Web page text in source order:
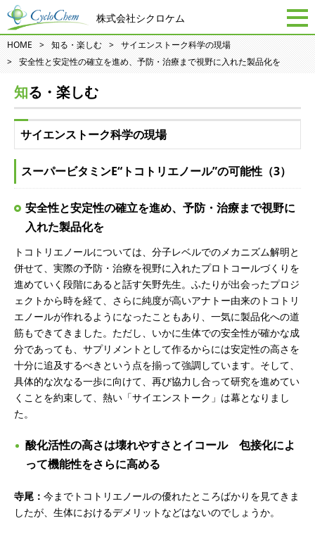
株式会社シクロケム
HOME 知る・楽しむ
サイエンストーク科学の現場
安全性と安定性の確立を進め、予防・治療まで視野に入れた製品化を
知る・楽しむ
サイエンストーク科学の現場
スーパービタミンE“トコトリエノール”の可能性（3）
安全性と安定性の確立を進め、予防・治療まで視野に
入れた製品化を
トコトリエノールについては、分子レベルでのメカニズム解明と
併せて、実際の予防・治療を視野に入れたプロトコールづくりを
進めていく段階にあると話す矢野先生。ふたりが出会ったプロジ
ェクトから時を経て、さらに純度が高いアナトー由来のトコトリ
エノールが作れるようになったこともあり、一気に製品化への道
筋もできてきました。ただし、いかに生体での安全性が確かな成
分であっても、サプリメントとして作るからには安定性の高さを
十分に追及するべきという点を揃って強調しています。そして、
具体的な次なる一歩に向けて、再び協力し合って研究を進めてい
くことを約束して、熱い「サイエンストーク」は幕となりまし
た。
酸化活性の高さは壊れやすさとイコール 包接化によ
って機能性をさらに高める
寺尾： 今までトコトリエノールの優れたところばかりを見てきま
したが、生体におけるデメリットなどはないのでしょうか。